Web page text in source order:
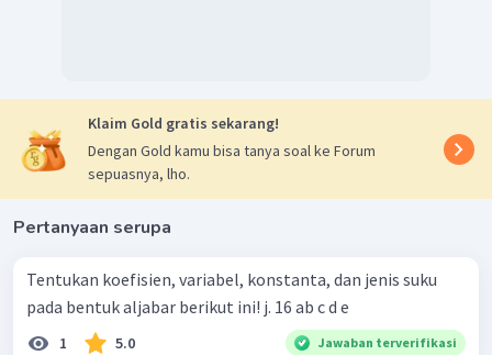
Klaim Gold gratis sekarang!
Dengan Gold kamu bisa tanya soal ke Forum
sepuasnya, lho.
Pertanyaan serupa
Tentukan koefisien, variabel, konstanta, dan jenis suku
pada bentuk aljabar berikut ini! j. 16 ab c d e
1 5.0 Jawaban terverifikasi